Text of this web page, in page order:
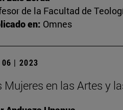
de la Facultad de
en: Omnes
| 2023
Mujeres en las Artes y